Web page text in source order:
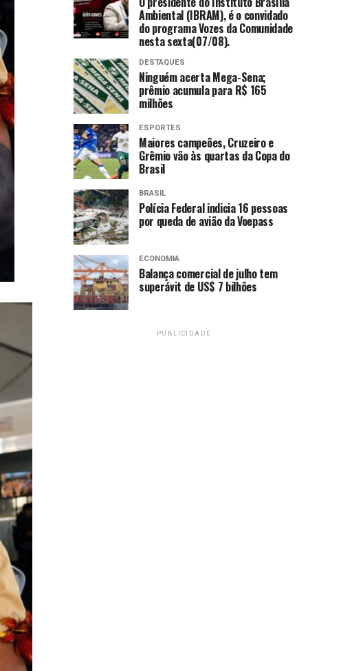
Ambiental (IBRAM), é o convidado
do programa Vozes da Comunidade
nesta sexta(07/08).
DESTAQUES
Ninguém acerta Mega-Sena;
prêmio acumula para R$ 165
milhões
ESPORTES
Maiores campeões, Cruzeiro e
Grêmio vão às quartas da Copa do
Brasil
BRASIL
Polícia Federal indicia 16 pessoas
por queda de avião da Voepass
ECONOMIA
Balança comercial de julho tem
superávit de US$ 7 bilhões
PUBLICIDADE